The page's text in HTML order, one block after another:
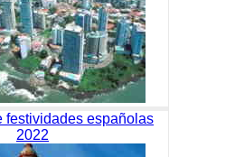
festividades españolas
2022